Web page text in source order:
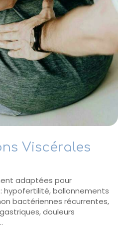
Viscérales
adaptées pour
: hypofertilité, ballonnements
bactériennes récurrentes,
douleurs